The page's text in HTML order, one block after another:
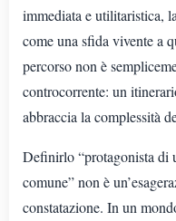
immediata e utilitaristica,
come una sfida vivente a
percorso non è
controcorrente: un
abbraccia la complessità
Definirlo “protagonista di
comune” non è
constatazione. In un